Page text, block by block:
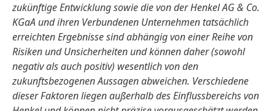
zukünftige Entwicklung sowie die von der Henkel AG & Co.
KGaA und ihren Verbundenen Unternehmen tatsächlich
erreichten Ergebnisse sind abhängig von einer Reihe von
Risiken und Unsicherheiten und können daher(sowohl
negativ als auch positiv) wesentlich von den
zukunftsbezogenen Aussagen abweichen. Verschiedene
dieser Faktoren liegen außerhalb des Einflussbereichs von